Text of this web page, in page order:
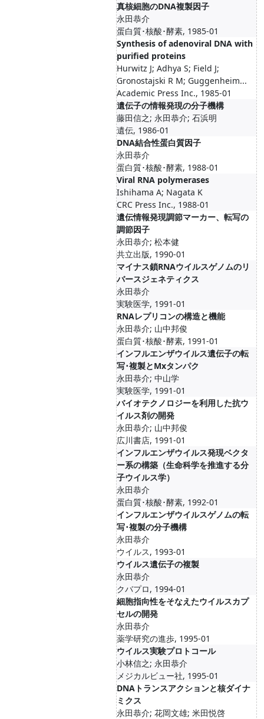
真核細胞のDNA複製因子
永田恭介
蛋白質･核酸･酵素, 1985-01
Synthesis of adenoviral DNA with
purified proteins
Hurwitz J; Adhya S; Field J;
Gronostajski R M; Guggenheim...
Academic Press Inc., 1985-01
遺伝子の情報発現の分子機構
藤田信之; 永田恭介; 石浜明
遺伝, 1986-01
DNA結合性蛋白質因子
永田恭介
蛋白質･核酸･酵素, 1988-01
Viral RNA polymerases
Ishihama A; Nagata K
CRC Press Inc., 1988-01
遺伝情報発現調節マーカー、転写の
調節因子
永田恭介; 松本健
共立出版, 1990-01
マイナス鎖RNAウイルスゲノムのリ
バースジェネティクス
永田恭介
実験医学, 1991-01
RNAレプリコンの構造と機能
永田恭介; 山中邦俊
蛋白質･核酸･酵素, 1991-01
インフルエンザウイルス遺伝子の転
写･複製とMxタンパク
永田恭介; 中山学
実験医学, 1991-01
バイオテクノロジーを利用した抗ウ
イルス剤の開発
永田恭介; 山中邦俊
広川書店, 1991-01
インフルエンザウイルス発現ベクタ
ー系の構築（生命科学を推進する分
子ウイルス学）
永田恭介
蛋白質･核酸･酵素, 1992-01
インフルエンザウイルスゲノムの転
写･複製の分子機構
永田恭介
ウイルス, 1993-01
ウイルス遺伝子の複製
永田恭介
クバプロ, 1994-01
細胞指向性をそなえたウイルスカプ
セルの開発
永田恭介
薬学研究の進歩, 1995-01
ウイルス実験プロトコール
小林信之; 永田恭介
メジカルビュー社, 1995-01
DNAトランスアクションと核ダイナ
ミクス
永田恭介; 花岡文雄; 米田悦啓